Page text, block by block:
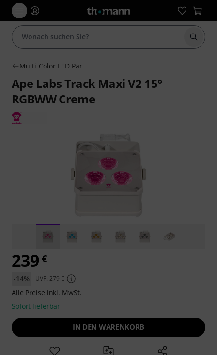
Suche
Multi-Color LED Par
Ape Labs Track Maxi V2 15°
RGBWW Creme
239 €
-14% UVP: 279 €
Alle Preise inkl. MwSt.
Sofort lieferbar
IN DEN WARENKORB